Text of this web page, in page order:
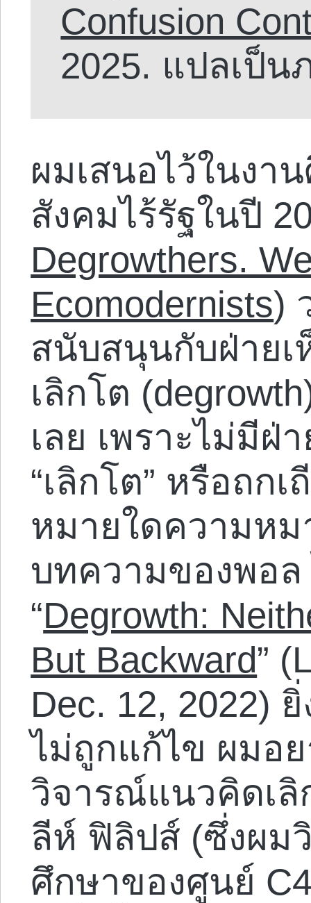
Confusion
2025. แปลเป็น
ผมเสนอไว้ในงา
สังคมไร้รัฐในปี
Degrowthers.
Ecomodernists)
สนับสนุนกับฝ่ายเ
เลิกโต
เลย เพราะไม่มีฝ่
“เลิกโต” หรือถก
หมายใดความหม
บทความของพอล
“Degrowth:
But Backward”
Dec. 12, 2022)
ไม่ถูกแก้ไข ผมอ
วิจารณ์แนวคิดเลิ
ลีห์ ฟิลิปส์ (ซึ่งผม
ศึกษาของศูนย์